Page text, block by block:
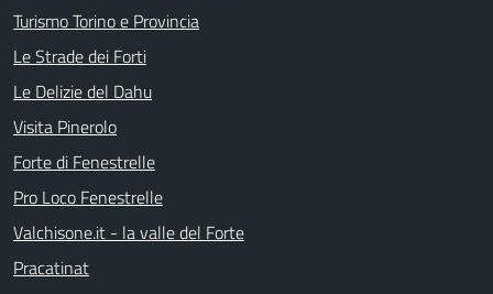
Turismo Torino e Provincia
Le Strade dei Forti
Le Delizie del Dahu
Visita Pinerolo
Forte di Fenestrelle
Pro Loco Fenestrelle
Valchisone.it - la valle del Forte
Pracatinat